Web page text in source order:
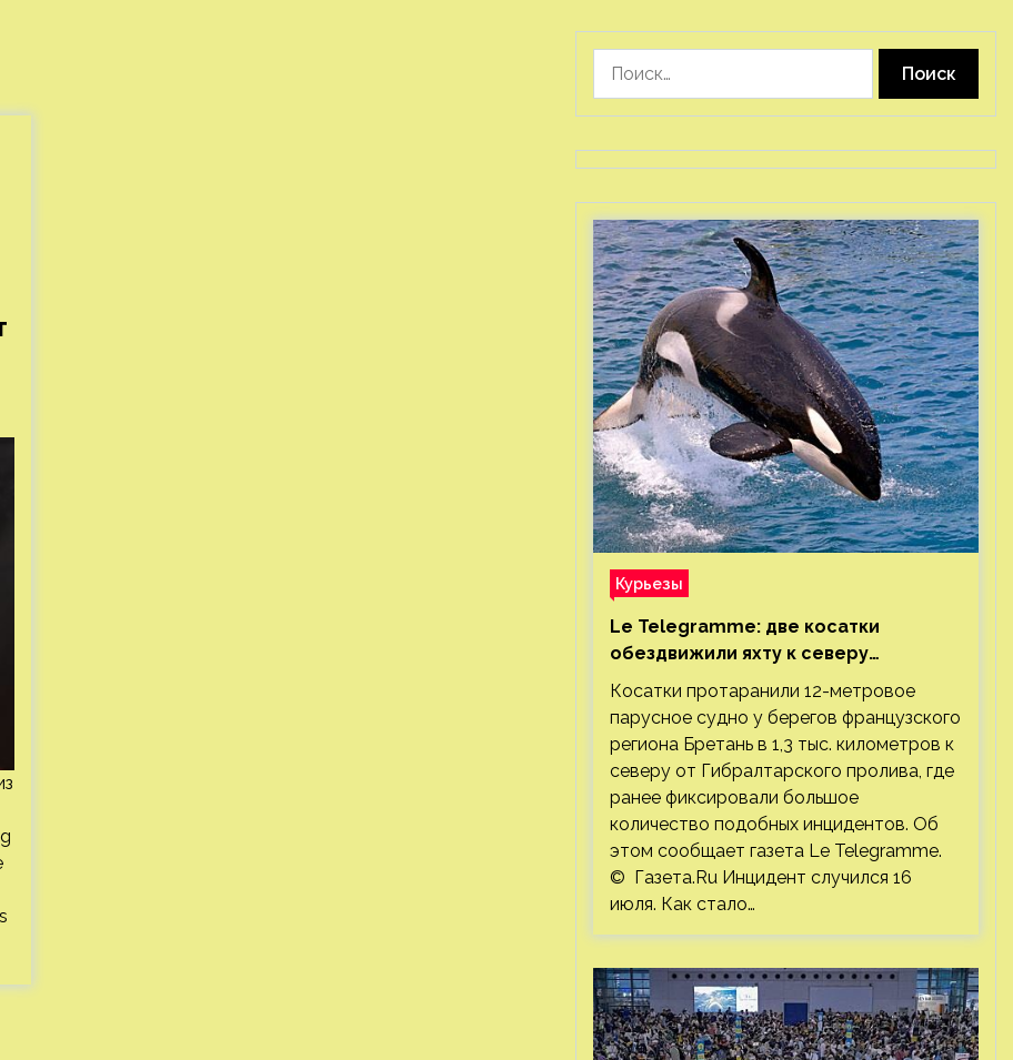
Курьезы
Le Telegramme: две косатки
обездвижили яхту к северу
от Гибралтарского пролива
Косатки протаранили 12-метровое
парусное судно у берегов французского
региона Бретань в 1,3 тыс. километров к
северу от Гибралтарского пролива, где
ранее фиксировали большое
количество подобных инцидентов. Об
этом сообщает газета Le Telegramme.
© Газета.Ru Инцидент случился 16
июля. Как стало…